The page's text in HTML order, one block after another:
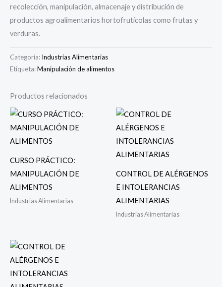
recolección, manipulación, almacenaje y distribución de
productos agroalimentarios hortofrutícolas como frutas y
verduras.
Categoría: Industrias Alimentarias
Etiqueta:Manipulación de alimentos
Productos relacionados
CURSO PRÁCTICO:
MANIPULACIÓN DE
ALIMENTOS
Industrias Alimentarias
CONTROL DE ALÉRGENOS
E INTOLERANCIAS
ALIMENTARIAS
Industrias Alimentarias